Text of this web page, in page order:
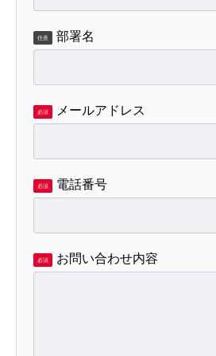
任意 部署名
必須 メールアドレス
必須 電話番号
必須 お問い合わせ内容